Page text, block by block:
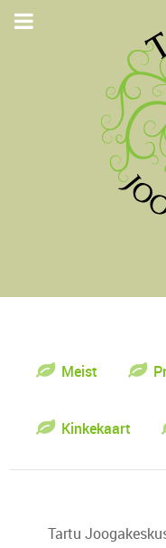
Meist
Kinkekaart
Tartu